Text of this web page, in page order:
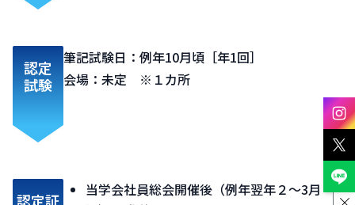
認定
試験
筆記試験日：例年10月頃［年1回］​
会場：未定 ※１カ所
認定証
当学会社員総会開催後（例年翌年２～3月